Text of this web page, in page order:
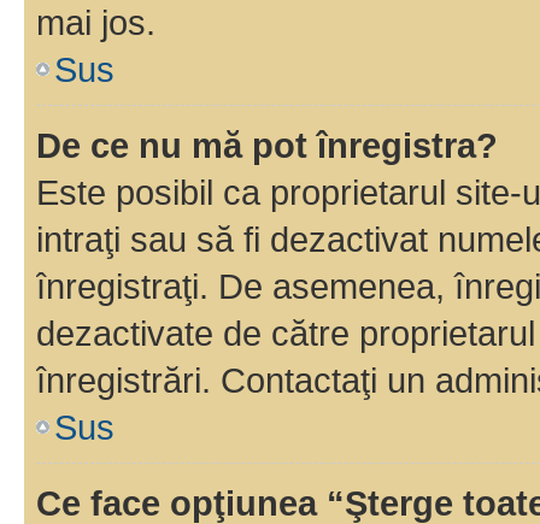
mai jos.
Sus
De ce nu mă pot înregistra?
Este posibil ca proprietarul
intraţi sau să fi dezactivat
înregistraţi. De asemenea,
dezactivate de către
înregistrări. Contactaţi un
Sus
Ce face opţiunea “Şterge